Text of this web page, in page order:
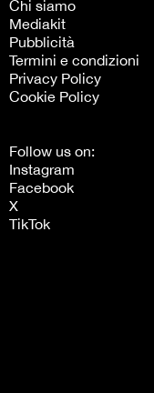
Chi siamo
Mediakit
Pubblicità
Termini e condizioni
Privacy Policy
Cookie Policy
Follow us on:
Instagram
Facebook
X
TikTok